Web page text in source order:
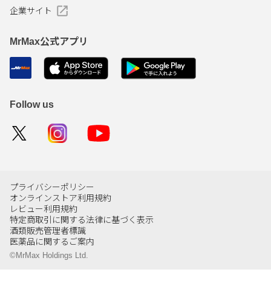
企業サイト
MrMax公式アプリ
Follow us
プライバシーポリシー
オンラインストア利用規約
レビュー利用規約
特定商取引に関する法律に基づく表示
酒類販売管理者標識
医薬品に関するご案内
©MrMax Holdings Ltd.